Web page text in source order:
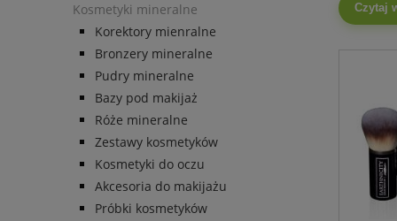
Kosmetyki mineralne
Korektory mienralne
Bronzery mineralne
Pudry mineralne
Bazy pod makijaż
Róże mineralne
Zestawy kosmetyków
Kosmetyki do oczu
Akcesoria do makijażu
Próbki kosmetyków
Czytaj